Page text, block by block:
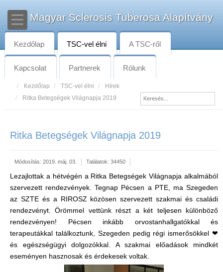
Magyar Sclerosis Tuberosa Alapítvány
Kezdőlap TSC-vel élni A TSC-ről
Kapcsolat Partnerek Rólunk
Kezdőlap TSC-vel élni
Hírek
Ritka Betegségek Világnapja 2019
Ritka Betegségek Világnapja 2019
Módosítás: 2019. máj. 03. Találatok: 34450
Lezajlottak a hétvégén a Ritka Betegségek Világnapja alkalmából
szervezett rendezvények. Tegnap Pécsen a PTE, ma Szegeden
az SZTE és a RIROSZ közösen szervezett szakmai és családi
rendezvényt. Örömmel vettünk részt a két teljesen különböző
rendezvényen! Pécsen inkább orvostanhallgatókkal és
terapeutákkal találkoztunk, Szegeden pedig régi ismerősökkel ❤
és egészségügyi dolgozókkal. A szakmai előadások mindkét
eseményen hasznosak és érdekesek voltak.